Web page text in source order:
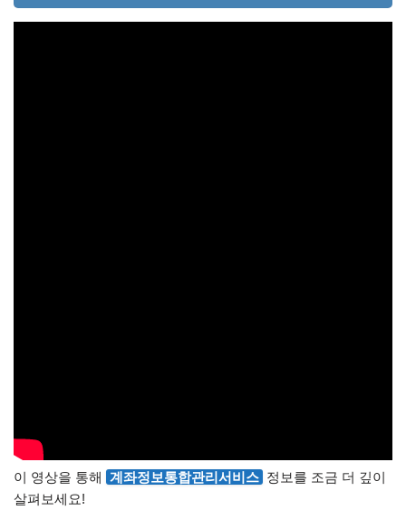
이 영상을 통해 계좌정보통합관리서비스 정보를 조금 더 깊이
살펴보세요!